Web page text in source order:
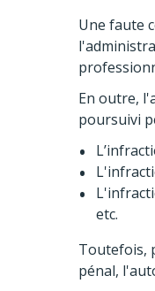
Une faute
En outre,
poursuivi
etc.
Toutefois,
pénal,